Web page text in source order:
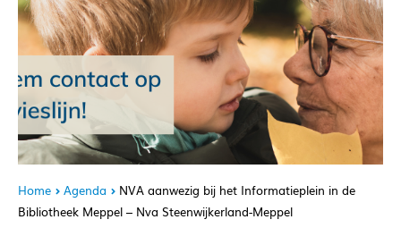
Home Agenda
NVA aanwezig bij het Informatieplein in de
Bibliotheek Meppel – Nva Steenwijkerland-Meppel